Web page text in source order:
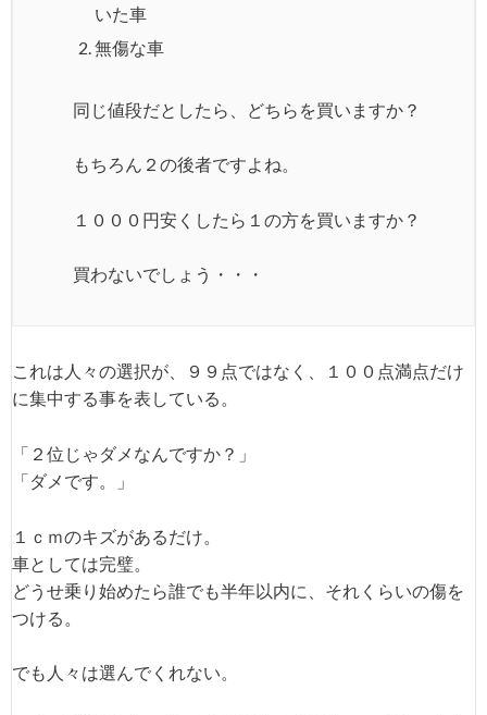
いた車
無傷な車
同じ値段だとしたら、どちらを買いますか？
もちろん２の後者ですよね。
１０００円安くしたら１の方を買いますか？
買わないでしょう・・・
これは人々の選択が、９９点ではなく、１００点満点だけ
に集中する事を表している。
「２位じゃダメなんですか？」
「ダメです。」
１ｃｍのキズがあるだけ。
車としては完璧。
どうせ乗り始めたら誰でも半年以内に、それくらいの傷を
つける。
でも人々は選んでくれない。